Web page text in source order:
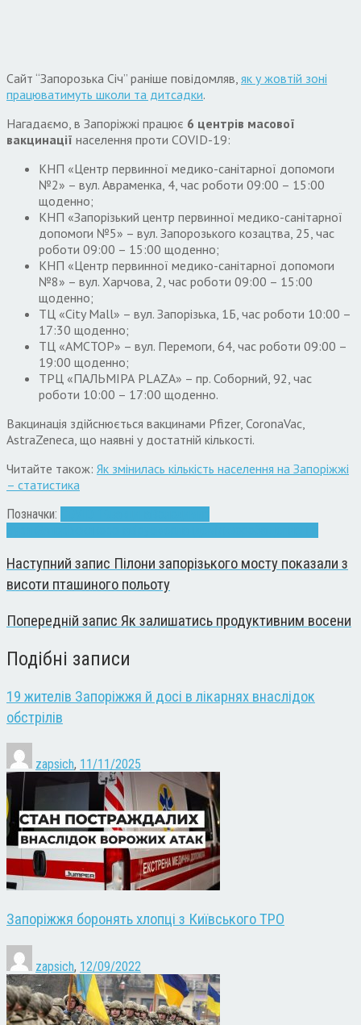
Сайт “Запорозька Січ” раніше повідомляв, як у жовтій зоні
працюватимуть школи та дитсадки.
Нагадаємо, в Запоріжжі працює 6 центрів масової
вакцинації населення проти COVID-19:
КНП «Центр первинної медико-санітарної допомоги
№2» – вул. Авраменка, 4, час роботи 09:00 – 15:00
щоденно;
КНП «Запорізький центр первинної медико-санітарної
допомоги №5» – вул. Запорозького козацтва, 25, час
роботи 09:00 – 15:00 щоденно;
КНП «Центр первинної медико-санітарної допомоги
№8» – вул. Харчова, 2, час роботи 09:00 – 15:00
щоденно;
ТЦ «City Mall» – вул. Запорізька, 1Б, час роботи 10:00 –
17:30 щоденно;
ТЦ «АМСТОР» – вул. Перемоги, 64, час роботи 09:00 –
19:00 щоденно;
ТРЦ «ПАЛЬМІРА PLAZA» – пр. Соборний, 92, час
роботи 10:00 – 17:00 щоденно.
Вакцинація здійснюється вакцинами Pfizer, CoronaVac,
AstraZeneca, що наявні у достатній кількості.
Читайте також: Як змінилась кількість населення на Запоріжжі
– статистика
Позначки:
Наступний запис Пілони запорізького мосту показали з
висоти пташиного польоту
Попередній запис Як залишатись продуктивним восени
Подібні записи
19 жителів Запоріжжя й досі в лікарнях внаслідок
обстрілів
zapsich, 11/11/2025
Запоріжжя боронять хлопці з Київського ТРО
zapsich, 12/09/2022